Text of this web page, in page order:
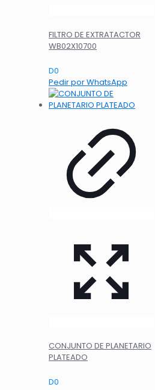
FILTRO DE EXTRATACTOR
WB02X10700
D0
Pedir por WhatsApp
CONJUNTO DE PLANETARIO
PLATEADO
D0